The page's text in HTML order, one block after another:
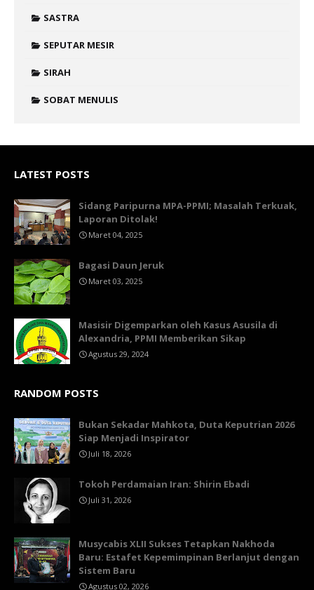
SASTRA
SEPUTAR MESIR
SIRAH
SOBAT MENULIS
LATEST POSTS
Sidang Paripurna MPA-PPMI; Masalah Terkuak,
Laporan Ditolak!
Maret 04, 2025
Bagasi Daun Jeruk
Maret 03, 2025
Masisir Digemparkan oleh Kasus Asusila di
Alexandria, PPMI Memberikan Sikap
Agustus 29, 2024
RANDOM POSTS
Bukan Sekadar Mahkota, Duta Keputrian 2026
Siap Menjadi Inspirator
Juli 18, 2026
Tokoh Perdamaian Iran: Shirin Ebadi
Juli 31, 2026
Musycabis XLII Sukses Tetapkan Nakhoda
Baru: Estafet Kepemimpinan Berlanjut dengan
Sistem Baru
Agustus 02, 2026